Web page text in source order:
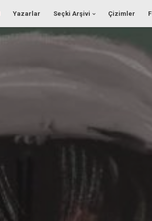
Yazarlar Seçki Arşivi Çizimler